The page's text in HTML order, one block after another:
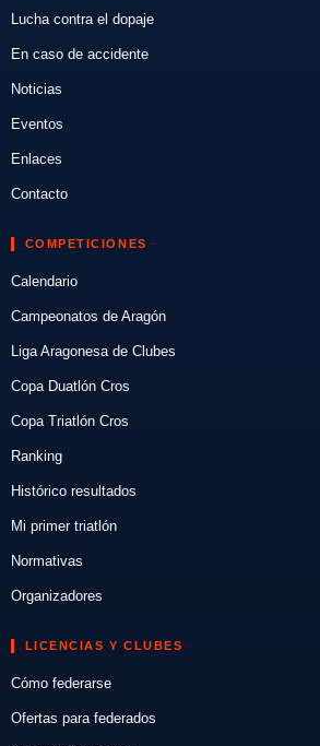
Lucha contra el dopaje
En caso de accidente
Noticias
Eventos
Enlaces
Contacto
COMPETICIONES
Calendario
Campeonatos de Aragón
Liga Aragonesa de Clubes
Copa Duatlón Cros
Copa Triatlón Cros
Ranking
Histórico resultados
Mi primer triatlón
Normativas
Organizadores
LICENCIAS Y CLUBES
Cómo federarse
Ofertas para federados